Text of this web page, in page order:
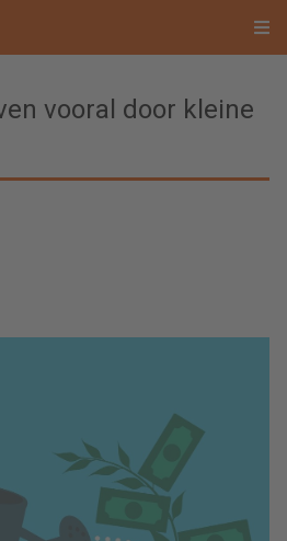
vooral door kleine